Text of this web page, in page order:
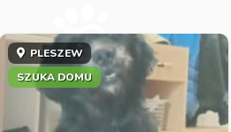
PLESZEW
SZUKA DOMU